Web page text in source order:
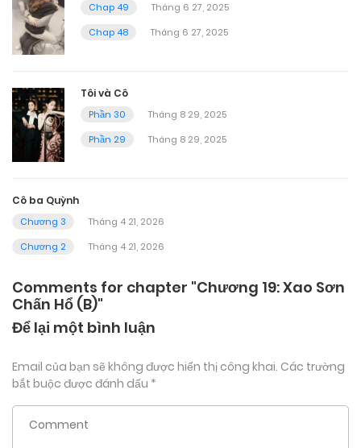
Chap 49
Tháng 6 27, 2025
Chap 48
Tháng 6 27, 2025
Tôi và Cô
Phần 30
Tháng 8 29, 2025
Phần 29
Tháng 8 29, 2025
Cô ba Quỳnh
Chương 3
Tháng 4 21, 2026
Chương 2
Tháng 4 21, 2026
Comments for chapter "Chương 19: Xao Sơn
Chấn Hổ (B)"
Để lại một bình luận
Email của bạn sẽ không được hiển thị công khai. Các trường
bắt buộc được đánh dấu *